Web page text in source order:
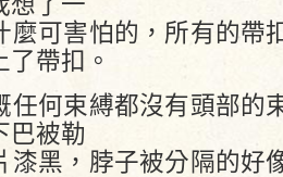
麼可害怕的，所有的帶
帶扣。
何束縛都沒有頭部的
巴被勒
漆黑，脖子被分隔的好